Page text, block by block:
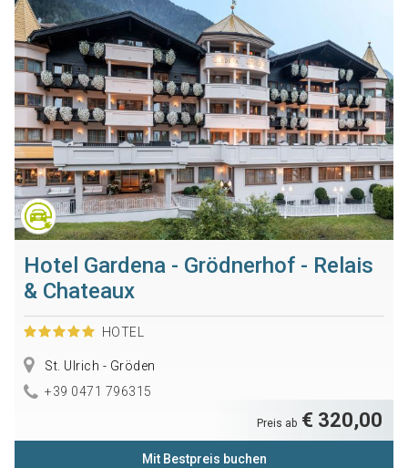
Hotel Gardena - Grödnerhof - Relais
& Chateaux
HOTEL
St. Ulrich - Gröden
+39 0471 796315
Preis ab € 320,00
Mit Bestpreis buchen